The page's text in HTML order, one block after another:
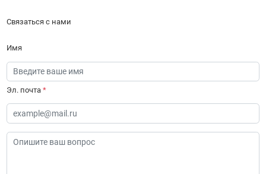
Связаться с нами
Имя
Эл. почта *